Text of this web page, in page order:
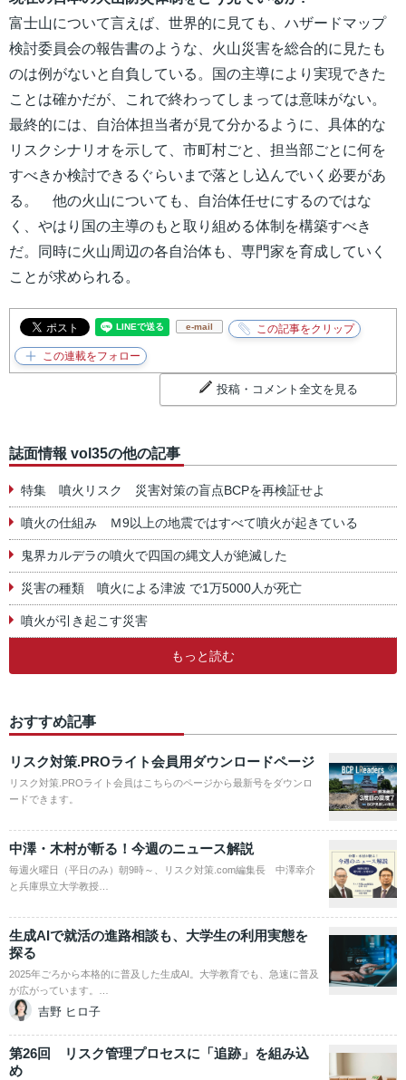
富士山について言えば、世界的に見ても、ハザードマップ
検討委員会の報告書のような、火山災害を総合的に見たも
のは例がないと自負している。国の主導により実現できた
ことは確かだが、これで終わってしまっては意味がない。
最終的には、自治体担当者が見て分かるように、具体的な
リスクシナリオを示して、市町村ごと、担当部ごとに何を
すべきか検討できるぐらいまで落とし込んでいく必要があ
る。 他の火山についても、自治体任せにするのではな
く、やはり国の主導のもと取り組める体制を構築すべき
だ。同時に火山周辺の各自治体も、専門家を育成していく
ことが求められる。
e-mail
投稿・コメント全文を見る
誌面情報 vol35の他の記事
特集 噴火リスク 災害対策の盲点BCPを再検証せよ
噴火の仕組み Ｍ9以上の地震ではすべて噴火が起きている
鬼界カルデラの噴火で四国の縄文人が絶滅した
災害の種類 噴火による津波 で1万5000人が死亡
噴火が引き起こす災害
もっと読む
おすすめ記事
リスク対策.PROライト会員用ダウンロードページ
リスク対策.PROライト会員はこちらのページから最新号をダウンロ
ードできます。
中澤・木村が斬る！今週のニュース解説
毎週火曜日（平日のみ）朝9時～、リスク対策.com編集長 中澤幸介
と兵庫県立大学教授…
生成AIで就活の進路相談も、大学生の利用実態を
探る
2025年ごろから本格的に普及した生成AI。大学教育でも、急速に普及
が広がっています。…
吉野 ヒロ子
第26回 リスク管理プロセスに「追跡」を組み込
め